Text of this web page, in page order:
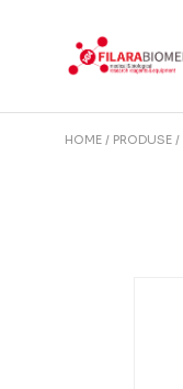
HOME PRODUSE